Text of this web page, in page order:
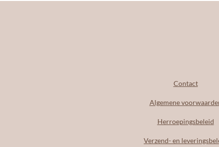
Contact
Algemene
Herroepingsbeleid
Verzend- en